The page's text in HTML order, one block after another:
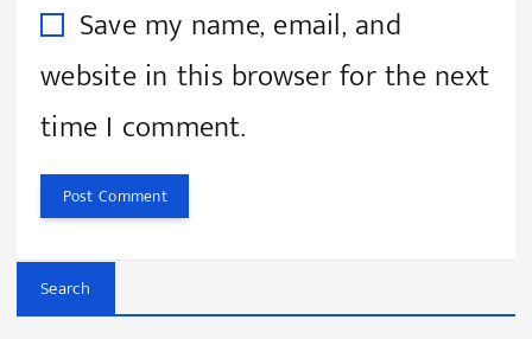
Save my name, email, and
website in this browser for the next
time I comment.
Search